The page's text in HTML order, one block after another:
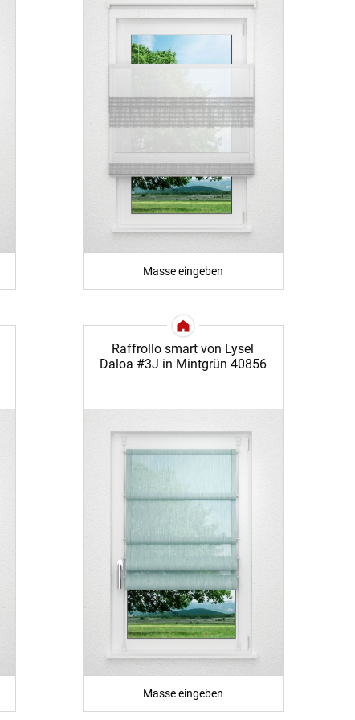
Masse eingeben
Raffrollo smart von Lysel
Daloa #3J in Mintgrün 40856
Masse eingeben